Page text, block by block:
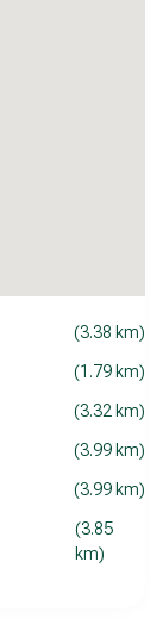
(3.38 km)
(1.79 km)
(3.32 km)
(3.99 km)
(3.99 km)
(3.85
km)